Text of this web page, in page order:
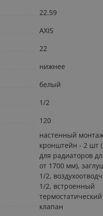
22.59
AXIS
22
нижнее
белый
1/2
120
настенный
кронштейн - 2 шт
для радиаторов
от 1700 мм),
1/2,
1/2, встроенный
термостатический
клапан